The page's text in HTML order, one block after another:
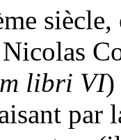
libri VI)
par